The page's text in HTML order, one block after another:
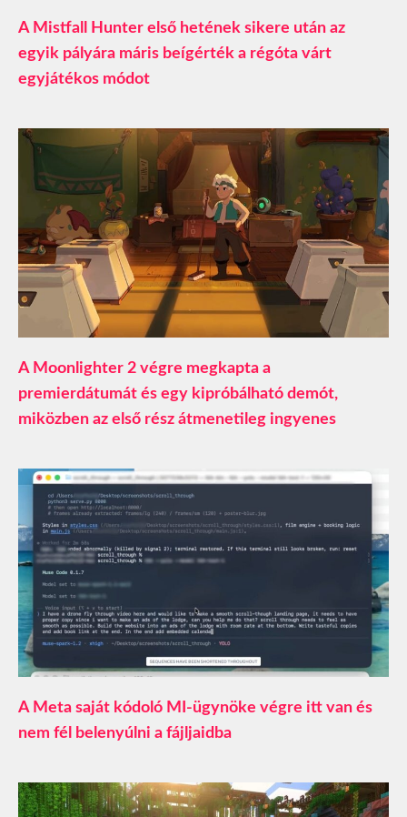
A Mistfall Hunter első hetének sikere után az
egyik pályára máris beígérték a régóta várt
egyjátékos módot
A Moonlighter 2 végre megkapta a
premierdátumát és egy kipróbálható demót,
miközben az első rész átmenetileg ingyenes
A Meta saját kódoló MI-ügynöke végre itt van és
nem fél belenyúlni a fájljaidba